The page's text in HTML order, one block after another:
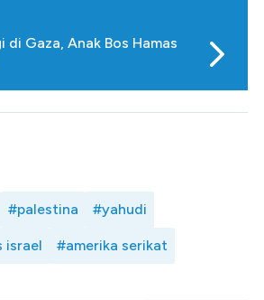
di Gaza, Anak Bos Hamas
#palestina #yahudi
israel #amerika serikat